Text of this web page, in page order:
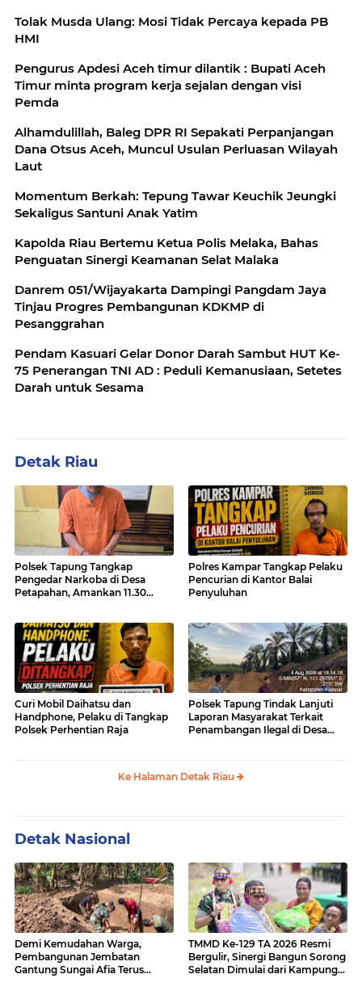
Tolak Musda Ulang: Mosi Tidak Percaya kepada PB
HMI
Pengurus Apdesi Aceh timur dilantik : Bupati Aceh
Timur minta program kerja sejalan dengan visi
Pemda
Alhamdulillah, Baleg DPR RI Sepakati Perpanjangan
Dana Otsus Aceh, Muncul Usulan Perluasan Wilayah
Laut
Momentum Berkah: Tepung Tawar Keuchik Jeungki
Sekaligus Santuni Anak Yatim
Kapolda Riau Bertemu Ketua Polis Melaka, Bahas
Penguatan Sinergi Keamanan Selat Malaka
Danrem 051/Wijayakarta Dampingi Pangdam Jaya
Tinjau Progres Pembangunan KDKMP di
Pesanggrahan
Pendam Kasuari Gelar Donor Darah Sambut HUT Ke-
75 Penerangan TNI AD : Peduli Kemanusiaan, Setetes
Darah untuk Sesama
Detak Riau
Polsek Tapung Tangkap
Pengedar Narkoba di Desa
Petapahan, Amankan 11.30
Polres Kampar Tangkap Pelaku
Pencurian di Kantor Balai
Penyuluhan
Curi Mobil Daihatsu dan
Handphone, Pelaku di Tangkap
Polsek Perhentian Raja
Polsek Tapung Tindak Lanjuti
Laporan Masyarakat Terkait
Penambangan Ilegal di Desa
Ke Halaman Detak Riau
Detak Nasional
Demi Kemudahan Warga,
Pembangunan Jembatan
Gantung Sungai Afia Terus
TMMD Ke-129 TA 2026 Resmi
Bergulir, Sinergi Bangun Sorong
Selatan Dimulai dari Kampung